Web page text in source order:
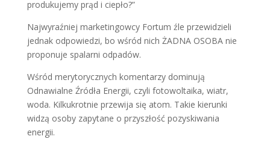
produkujemy prąd i ciepło?”
Najwyraźniej marketingowcy Fortum źle przewidzieli
jednak odpowiedzi, bo wśród nich ŻADNA OSOBA nie
proponuje spalarni odpadów.
Wśród merytorycznych komentarzy dominują
Odnawialne Źródła Energii, czyli fotowoltaika, wiatr,
woda. Kilkukrotnie przewija się atom. Takie kierunki
widzą osoby zapytane o przyszłość pozyskiwania
energii.